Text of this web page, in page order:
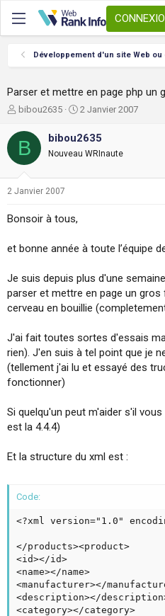
Développement d'un site Web
Parser et mettre en page php un
A
t
e
d
a
c
s
s
o
n
bibou2635
D
t
d
2 Janvier 2007
B bibou2635
Nouveau WRInaute
2 Janvier 2007
Bonsoir à tous,
et bonne année à toute l’équipe
Je suis depuis plus d'une
parser et mettre en page un gros
cerveau en bouillie
J'ai fait toutes sortes d'essais
rien). J'en suis à tel point que je
(tellement j'ai lu et essayé des
fonctionner)
Si quelqu'un peut m'aider s'il
est la 4.4.4)
Et la structure du xml est :
Code:
<?xml version="1.0"
</products><product>
<id></id>
<name></name>
<manufacturer></
<description></
<category></category>